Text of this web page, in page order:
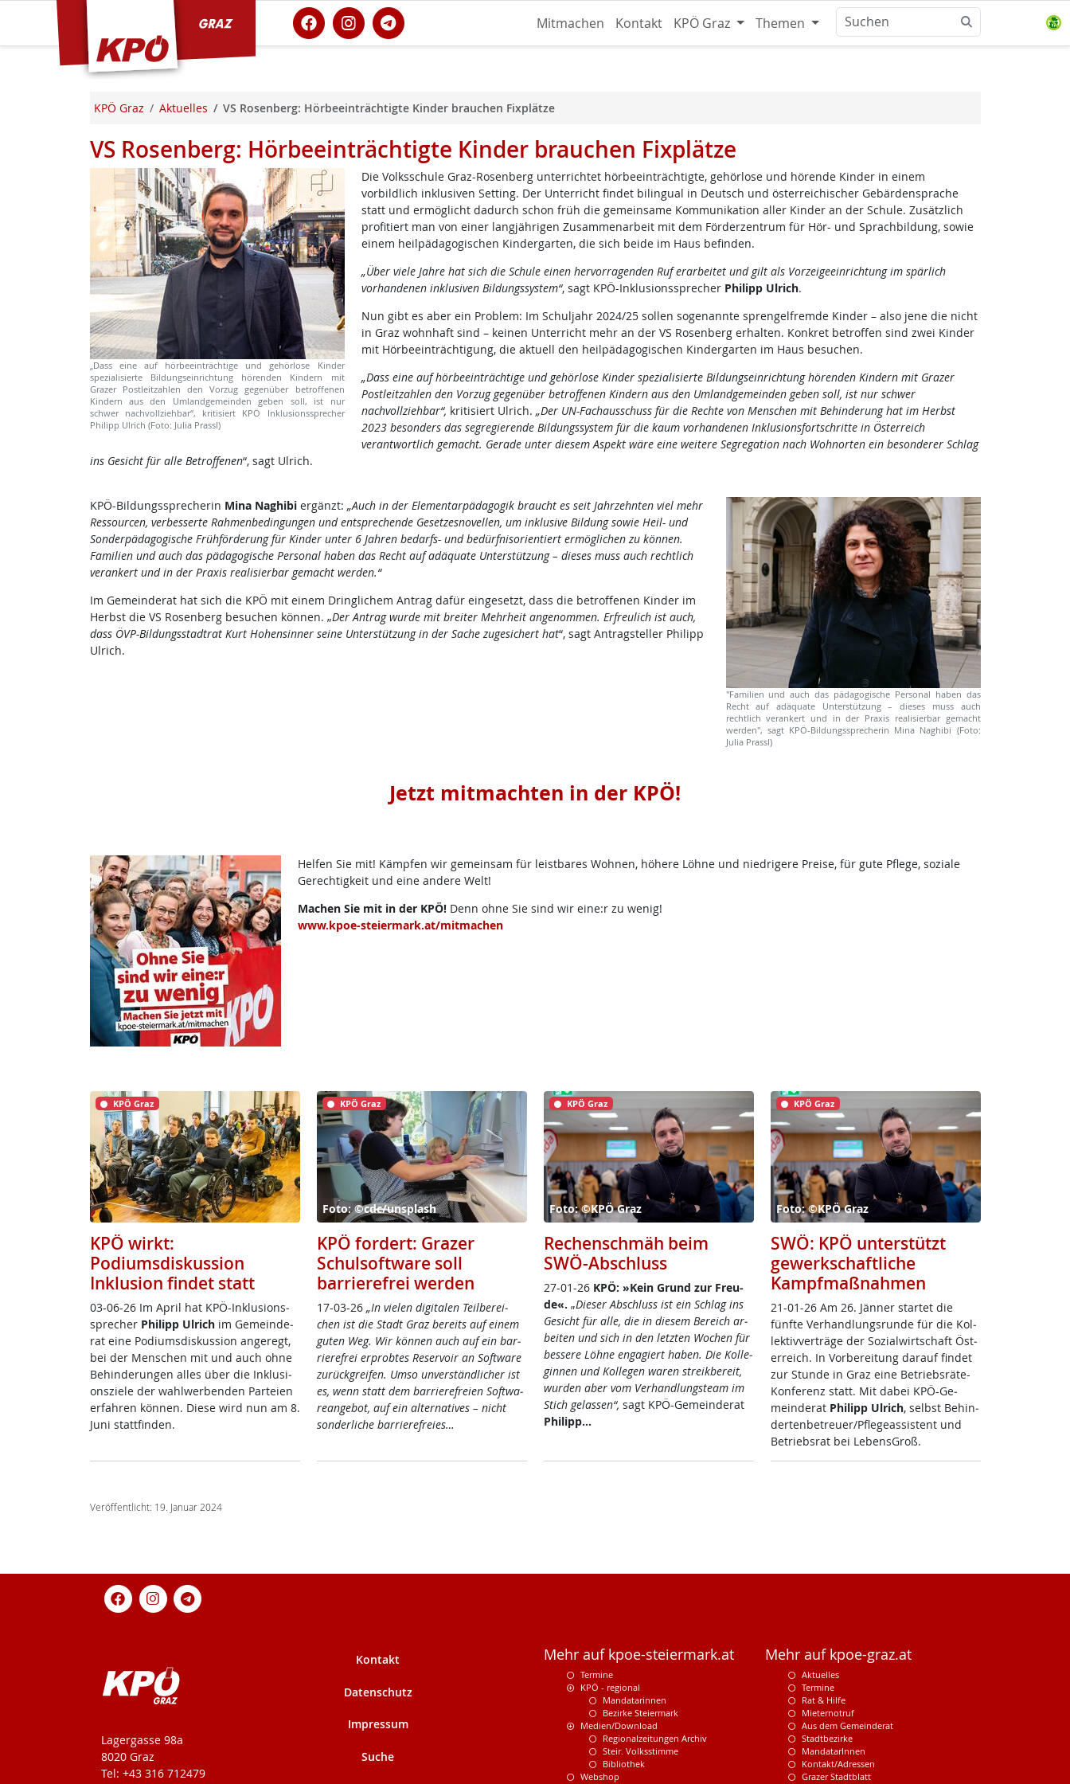
Mitmachen Kontakt KPÖ Graz Themen
KPÖ Graz Aktuelles VS Rosenberg: Hörbeeinträchtigte Kinder brauchen Fixplätze
VS Rosenberg: Hörbeeinträchtigte Kinder brauchen Fixplätze
„Dass eine auf hörbeeinträchtige und gehörlose Kinder
spezialisierte Bildungseinrichtung hörenden Kindern mit
Grazer Postleitzahlen den Vorzug gegenüber betroffenen
Kindern aus den Umlandgemeinden geben soll, ist nur
schwer nachvollziehbar“, kritisiert KPÖ Inklusionssprecher
Philipp Ulrich (Foto: Julia Prassl)
Die Volksschule Graz-Rosenberg unterrichtet hörbeeinträchtigte, gehörlose und hörende Kinder in einem
vorbildlich inklusiven Setting. Der Unterricht findet bilingual in Deutsch und österreichischer Gebärdensprache
statt und ermöglicht dadurch schon früh die gemeinsame Kommunikation aller Kinder an der Schule. Zusätzlich
profitiert man von einer langjährigen Zusammenarbeit mit dem Förderzentrum für Hör- und Sprachbildung, sowie
einem heilpädagogischen Kindergarten, die sich beide im Haus befinden.
„Über viele Jahre hat sich die Schule einen hervorragenden Ruf erarbeitet und gilt als Vorzeigeeinrichtung im spärlich
vorhandenen inklusiven Bildungssystem“, sagt KPÖ-Inklusionssprecher Philipp Ulrich.
Nun gibt es aber ein Problem: Im Schuljahr 2024/25 sollen sogenannte sprengelfremde Kinder – also jene die nicht
in Graz wohnhaft sind – keinen Unterricht mehr an der VS Rosenberg erhalten. Konkret betroffen sind zwei Kinder
mit Hörbeeinträchtigung, die aktuell den heilpädagogischen Kindergarten im Haus besuchen.
„Dass eine auf hörbeeinträchtige und gehörlose Kinder spezialisierte Bildungseinrichtung hörenden Kindern mit Grazer
Postleitzahlen den Vorzug gegenüber betroffenen Kindern aus den Umlandgemeinden geben soll, ist nur schwer
nachvollziehbar“, kritisiert Ulrich. „Der UN-Fachausschuss für die Rechte von Menschen mit Behinderung hat im Herbst
2023 besonders das segregierende Bildungssystem für die kaum vorhandenen Inklusionsfortschritte in Österreich
verantwortlich gemacht. Gerade unter diesem Aspekt wäre eine weitere Segregation nach Wohnorten ein besonderer Schlag
ins Gesicht für alle Betroffenen“, sagt Ulrich.
"Familien und auch das pädagogische Personal haben das
Recht auf adäquate Unterstützung – dieses muss auch
rechtlich verankert und in der Praxis realisierbar gemacht
werden", sagt KPÖ-Bildungssprecherin Mina Naghibi (Foto:
Julia Prassl)
KPÖ-Bildungssprecherin Mina Naghibiergänzt: „Auch in der Elementarpädagogik braucht es seit Jahrzehnten viel mehr
Ressourcen, verbesserte Rahmenbedingungen und entsprechende Gesetzesnovellen, um inklusive Bildung sowie Heil- und
Sonderpädagogische Frühförderung für Kinder unter 6 Jahren bedarfs- und bedürfnisorientiert ermöglichen zu können.
Familien und auch das pädagogische Personal haben das Recht auf adäquate Unterstützung – dieses muss auch rechtlich
verankert und in der Praxis realisierbar gemacht werden.“
Im Gemeinderat hat sich die KPÖ mit einem Dringlichem Antrag dafür eingesetzt, dass die betroffenen Kinder im
Herbst die VS Rosenberg besuchen können. „Der Antrag wurde mit breiter Mehrheit angenommen. Erfreulich ist auch,
dass ÖVP-Bildungsstadtrat Kurt Hohensinner seine Unterstützung in der Sache zugesichert hat“, sagt Antragsteller Philipp
Ulrich.
Jetzt mitmachten in der KPÖ!
Helfen Sie mit! Kämpfen wir gemeinsam für leistbares Wohnen, höhere Löhne und niedrigere Preise, für gute Pflege, soziale
Gerechtigkeit und eine andere Welt!
Machen Sie mit in der KPÖ!Denn ohne Sie sind wir eine:r zu wenig!
www.kpoe-steiermark.at/mitmachen
KPÖ Graz
KPÖ wirkt:
Podiumsdiskussion
Inklusion findet statt
03-06-26 Im April ha­t K­PÖ-In­k­lu­si­ons­
sp­re­cherPhi­l­ipp Ul­rich im Ge­mein­de­
rat ei­ne Po­di­ums­dis­kus­si­on an­ge­regt,
bei der Men­schen mit und auch oh­ne
Be­hin­de­run­gen al­les über die In­k­lu­si­
ons­zie­le der wahl­wer­ben­den Par­tei­en
er­fah­ren kön­nen. Die­se wird nun am 8.
Ju­ni statt­fin­den.
KPÖ Graz
Foto: ©cdc/unsplash
KPÖ fordert: Grazer
Schulsoftware soll
barrierefrei werden
17-03-26 „In vie­len di­gi­ta­len Teil­be­rei­
chen ist die Stadt Graz be­reits auf ei­nem
gu­ten Weg. Wir kön­nen auch auf ein bar­
rie­re­f­rei er­prob­tes Re­ser­voir an Soft­wa­re
zu­rück­g­rei­fen. Um­so un­ver­ständ­li­cher ist
es, wenn statt dem bar­rie­re­f­rei­en Soft­wa­
re­an­ge­bot, auf ein al­ter­na­ti­ves – nicht
son­der­li­che bar­rie­re­f­rei­es…
KPÖ Graz
Foto: ©KPÖ Graz
Rechenschmäh beim
SWÖ-Abschluss
27-01-26 KPÖ: »Kein Grund zur Freu­
de«. „Die­ser Ab­schluss ist ein Schlag ins
Ge­sicht für al­le, die in die­sem Be­reich ar­
bei­ten und sich in den letz­ten Wo­chen für
bes­se­re Löh­ne en­ga­giert ha­ben. Die Kol­le­
gin­nen und Kol­le­gen wa­ren st­reik­be­reit,
wur­den aber vom Ver­hand­lungs­team im
Stich ge­las­sen“, sag­t K­PÖ-Ge­mein­de­rat
Phi­l­ipp…
KPÖ Graz
Foto: ©KPÖ Graz
SWÖ: KPÖ unterstützt
gewerkschaftliche
Kampfmaßnahmen
21-01-26 Am 26. Jän­ner star­tet die
fünf­te Ver­hand­lungs­run­de für die Kol­
lek­tiv­ver­trä­ge der So­zial­wirt­schaft Ös­t­
er­reich. In Vor­be­rei­tung dar­auf fin­det
zur Stun­de in Graz ei­ne Be­triebs­rä­te-
Kon­fe­renz statt. Mit da­bei KPÖ-Ge­
mein­de­ratPhi­l­ipp Ul­rich, selbst Be­hin­
der­ten­be­t­reu­er/Pf­le­geas­sis­tent und
Be­triebs­rat bei Le­bens­Groß.
Veröffentlicht: 19. Januar 2024
KPÖ-Steiermark
Lagergasse 98a
8020 Graz
Tel: +43 316 712479
Kontakt
Datenschutz
Impressum
Suche
Mehr auf kpoe-steiermark.at
Termine
KPÖ - regional
Mandatarinnen
Bezirke Steiermark
Medien/Download
Regionalzeitungen Archiv
Steir. Volksstimme
Bibliothek
Webshop
Mehr auf kpoe-graz.at
Aktuelles
Termine
Rat & Hilfe
Mieternotruf
Aus dem Gemeinderat
Stadtbezirke
MandatarInnen
Kontakt/Adressen
Grazer Stadtblatt